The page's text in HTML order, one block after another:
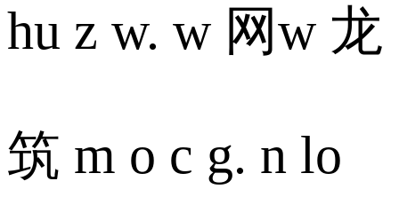
hu z w. w 网w 龙
筑 m o c g. n lo